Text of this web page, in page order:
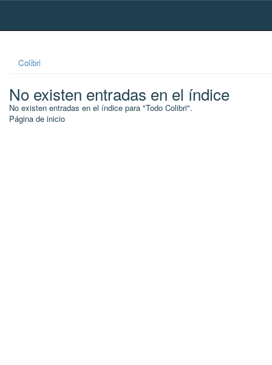
Skip
Colibri
No existen entradas en el índice
No existen entradas en el índice para "Todo Colibri".
Página de inicio